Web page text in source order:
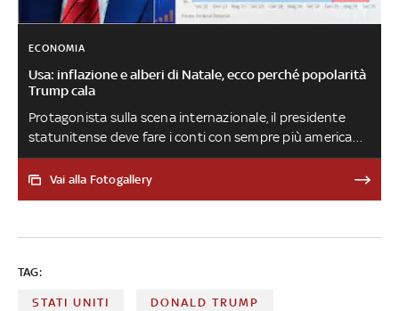
ECONOMIA
Usa: inflazione e alberi di Natale, ecco perché popolarità
Trump cala
Protagonista sulla scena internazionale, il presidente
statunitense deve fare i conti con sempre più americani
insoddisfatti del suo operato nel Paese. Ad esempio su
un tema molto sentito, come quello dell’aumento del
come l’albero di Natale artificiale, e le modifiche
Numeri, l’approfondimento di Sky TG24, nella puntata
Vai alla Fotogallery
TAG:
STATI UNITI DONALD TRUMP